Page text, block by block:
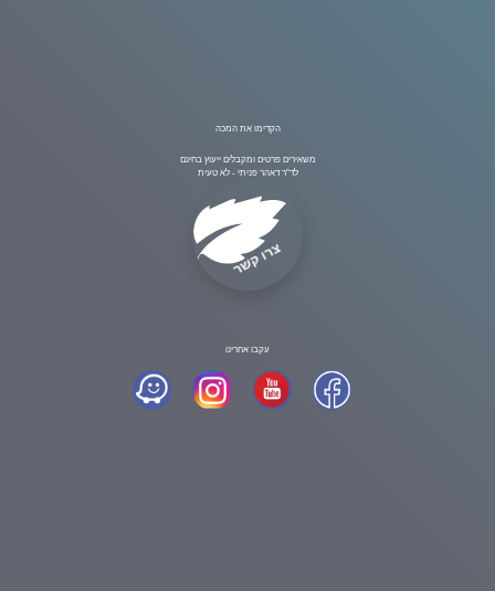
הקדימו את המכה
משאירים פרטים ומקבלים ייעוץ בחינם
לד"ר דאהר פניתי - לא טעית
צרו קשר
עקבו אחרינו